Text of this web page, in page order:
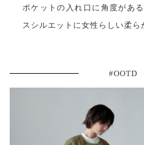
ポケットの入れ口に角度があ
スシルエットに女性らしい柔ら
#OOTD